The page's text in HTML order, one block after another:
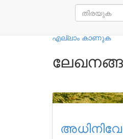
നമ്മുടെ
എല്ലാം കാണുക